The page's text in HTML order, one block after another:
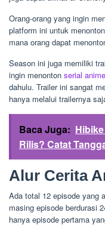
Orang-orang yang ingin
platform ini untuk
mana orang dapat
Season ini juga memiliki
ingin menonton serial anime
dahulu. Trailer ini sangat
hanya melalui trailernya
Baca Juga:
Rilis? Catat
Alur Cerita
Ada total 12 episode yang
masing episode berdurasi
hanya episode pertama